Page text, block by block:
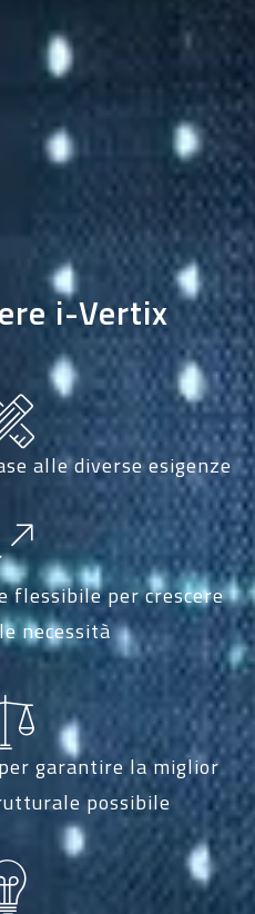
i-Vertix
alle diverse esigenze
flessibile per crescere
necessità
garantire la miglior
possibile